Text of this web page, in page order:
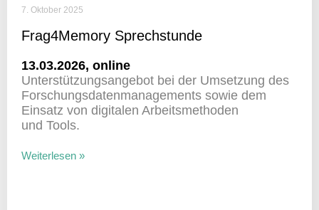
7. Oktober 2025
Frag4Memory Sprech­stunde
13.03.2026, online
Unter­stüt­zungs­an­gebot bei der Umset­zung des
Forschungs­da­ten­ma­nage­ments sowie dem
Einsatz von digi­talen Arbeits­me­thoden
und Tools.
Weiterlesen »